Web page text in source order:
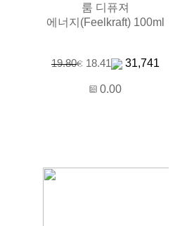
룸 디퓨져
에너지(Feelkraft) 100ml
19.80 18.41 31,741
0.00